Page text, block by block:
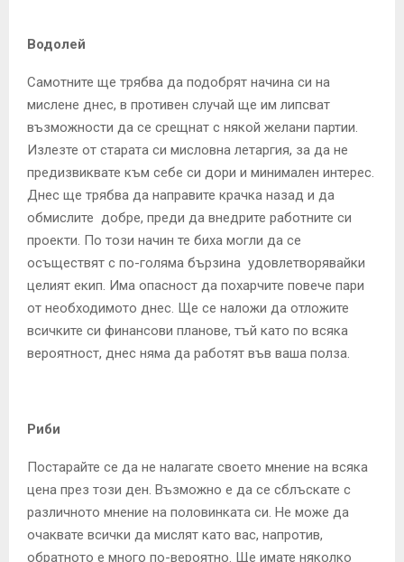
Водолей
Самотните ще трябва да подобрят начина си на
мислене днес, в противен случай ще им липсват
възможности да се срещнат с някой желани партии.
Излезте от старата си мисловна летаргия, за да не
предизвиквате към себе си дори и минимален интерес.
Днес ще трябва да направите крачка назад и да
обмислите добре, преди да внедрите работните си
проекти. По този начин те биха могли да се
осъществят с по-голяма бързина удовлетворявайки
целият екип. Има опасност да похарчите повече пари
от необходимото днес. Ще се наложи да отложите
всичките си финансови планове, тъй като по всяка
вероятност, днес няма да работят във ваша полза.
Риби
Постарайте се да не налагате своето мнение на всяка
цена през този ден. Възможно е да се сблъскате с
различното мнение на половинката си. Не може да
очаквате всички да мислят като вас, напротив,
обратното е много по-вероятно. Ще имате няколко